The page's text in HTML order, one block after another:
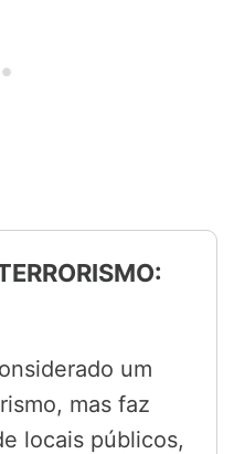
um
mas faz
locais públicos,